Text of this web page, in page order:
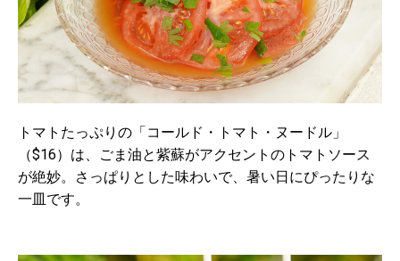
トマトたっぷりの「コールド・トマト・ヌードル」
（$16）は、ごま油と紫蘇がアクセントのトマトソース
が絶妙。さっぱりとした味わいで、暑い日にぴったりな
一皿です。